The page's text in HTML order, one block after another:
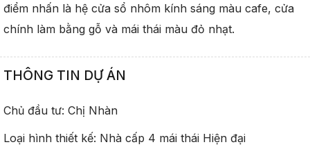
điểm nhấn là hệ cửa sổ nhôm kính sáng màu cafe, cửa
chính làm bằng gỗ và mái thái màu đỏ nhạt.
THÔNG TIN DỰ ÁN
Chủ đầu tư: Chị Nhàn
Loại hình thiết kế: Nhà cấp 4 mái thái Hiện đại